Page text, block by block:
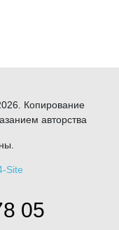
Копирование
авторства
Site
05